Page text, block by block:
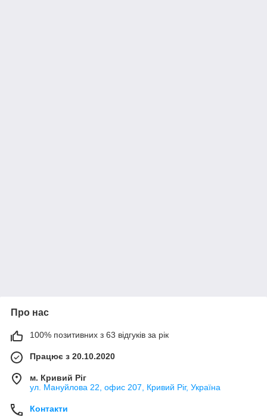
Про нас
100% позитивних з 63 відгуків за рік
Працює з 20.10.2020
м. Кривий Ріг
ул. Мануйлова 22, офис 207, Кривий Ріг, Україна
Контакти